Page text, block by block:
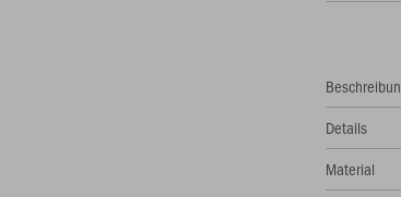
Details
Material